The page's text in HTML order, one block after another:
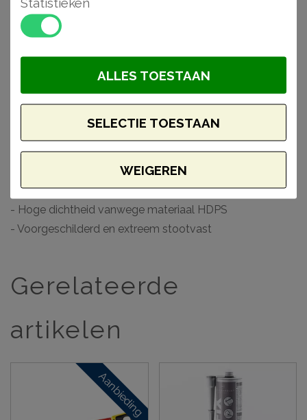
badkamers en keukens wanneer deze worden
afgewerkt. Voorzien van een primer, laten deze
producten zich gemakkelijk afwerken met elk soort verf.
Monteer en werk het geheel gemakkelijk af met de lijmen
van Adefix (NMC) en Decofix (Orac).
- Makkelijk verwerkbaar
- Toepasbaar in vochtige ruimtes
- Inclusief opening voor snoeren
- Hoge dichtheid vanwege materiaal HDPS
- Voorgeschilderd en extreem stootvast
Gerelateerde
artikelen
Aanbieding
WEIGEREN
SELECTIE TOESTAAN
ALLES TOESTAAN